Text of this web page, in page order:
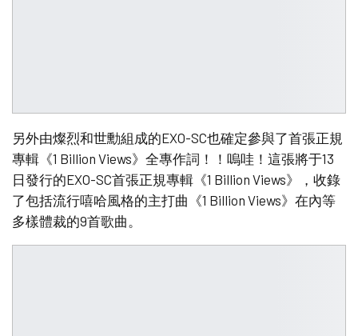
另外由燦烈和世勳組成的EXO-SC也確定參與了首張正規
專輯《1 Billion Views》全專作詞！！嗚哇！這張將于13
日發行的EXO-SC首張正規專輯《1 Billion Views》，收錄
了包括流行嘻哈風格的主打曲《1 Billion Views》在內等
多樣體裁的9首歌曲。